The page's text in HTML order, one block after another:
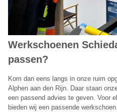
Werkschoenen
passen?
Kom dan eens langs in onze ruim
Alphen aan den Rijn. Daar staan
een passend advies te geven. Voor
bieden wij een passende